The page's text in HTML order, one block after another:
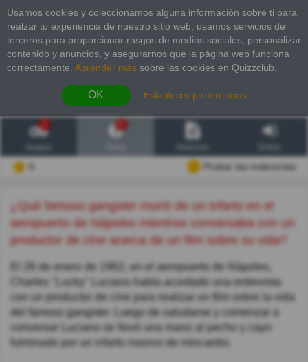
Usamos cookies y coleccionamos alguna información sobre ti para
realzar tu experiencia de nuestro sitio web; usamos servicios de
terceros para proporcionar rasgos de medios sociales, personalizar
contenido y anuncios, y asegurarnos que la página web funciona
correctamente. Aprender más sobre las cookies en Quizzclub.
OK Establecer preferencias
2
Probar las inderectas
¿Qué famoso gangster murió de un infarto en el
aeropuerto de Nápoles mientras conversaba con un
productor de cine acerca de un film sobre su vida?
El 26 de enero de 1962, en el aeropuerto de Nápoles,
Charles "Lucky" Luciano había acordado una entrevista
con un productor de cine para realizar un film sobre la vida
del famoso gangster. Luego de saludarse y comenzar a
conversar Luciano se llevó una mano al pecho y cayo
fulminado por un infarto masivo de miocardio.